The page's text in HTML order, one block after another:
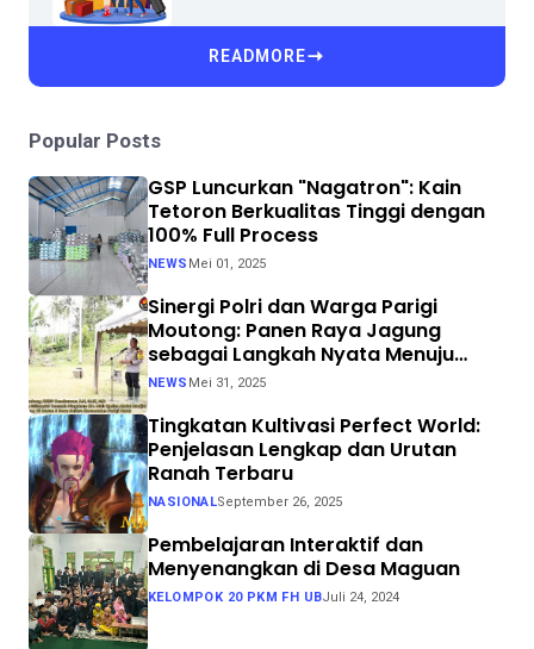
READMORE
Popular Posts
GSP Luncurkan "Nagatron": Kain
Tetoron Berkualitas Tinggi dengan
100% Full Process
NEWS Mei 01, 2025
Sinergi Polri dan Warga Parigi
Moutong: Panen Raya Jagung
sebagai Langkah Nyata Menuju
Swasembada Pangan
NEWS Mei 31, 2025
Tingkatan Kultivasi Perfect World:
Penjelasan Lengkap dan Urutan
Ranah Terbaru
NASIONALSeptember 26, 2025
Pembelajaran Interaktif dan
Menyenangkan di Desa Maguan
KELOMPOK 20 PKM FH UBJuli 24, 2024